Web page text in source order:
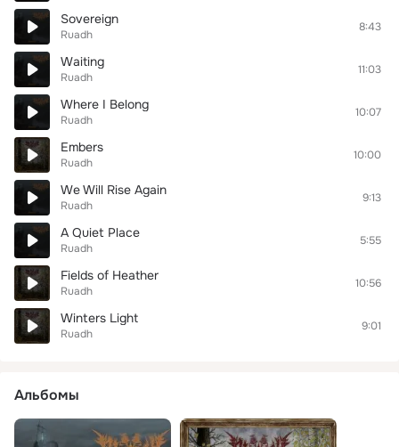
Sovereign
Ruadh
8:43
Waiting
Ruadh
11:03
Where I Belong
Ruadh
10:07
Embers
Ruadh
10:00
We Will Rise Again
Ruadh
9:13
A Quiet Place
Ruadh
5:55
Fields of Heather
Ruadh
10:56
Winters Light
Ruadh
9:01
Альбомы